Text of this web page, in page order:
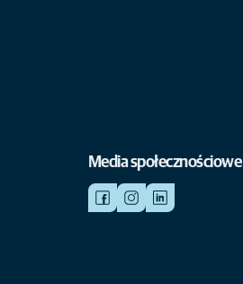
Media społecznościowe